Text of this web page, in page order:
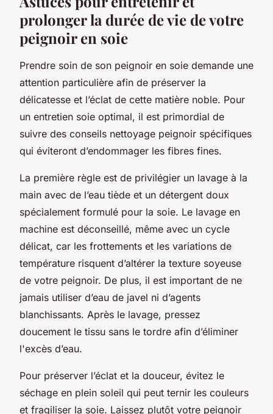
prolonger la durée de vie de votre
peignoir en soie
Prendre soin de son peignoir en soie demande une
attention particulière afin de préserver la
délicatesse et l’éclat de cette matière noble. Pour
un entretien soie optimal, il est primordial de
suivre des conseils nettoyage peignoir spécifiques
qui éviteront d’endommager les fibres fines.
La première règle est de privilégier un lavage à la
main avec de l’eau tiède et un détergent doux
spécialement formulé pour la soie. Le lavage en
machine est déconseillé, même avec un cycle
délicat, car les frottements et les variations de
température risquent d’altérer la texture soyeuse
de votre peignoir. De plus, il est important de ne
jamais utiliser d’eau de javel ni d’agents
blanchissants. Après le lavage, pressez
doucement le tissu sans le tordre afin d’éliminer
l'excès d’eau.
Pour préserver l’éclat et la douceur, évitez le
séchage en plein soleil qui peut ternir les couleurs
et fragiliser la soie. Laissez plutôt votre peignoir